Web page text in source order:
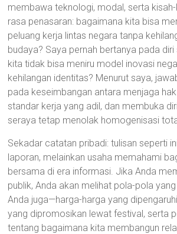
membawa teknologi, modal, serta
rasa penasaran: bagaimana kita bisa
peluang kerja lintas negara tanpa
budaya? Saya pernah bertanya pada diri
kita tidak bisa meniru model inovasi
kehilangan identitas? Menurut saya,
pada keseimbangan antara menjaga
standar kerja yang adil, dan membuka
seraya tetap menolak homogenisasi
Sekadar catatan pribadi: tulisan seperti
laporan, melainkan usaha memahami
bersama di era informasi. Jika Anda
publik, Anda akan melihat pola-pola
Anda juga—harga-harga yang
yang dipromosikan lewat festival, serta
tentang bagaimana kita membangun